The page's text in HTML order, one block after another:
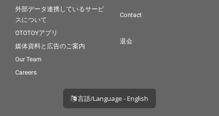
外部データ連携しているサービ
スについて
OTOTOYアプリ
媒体資料と広告のご案内
Our Team
Careers
Contact
退会
言語/Language - English